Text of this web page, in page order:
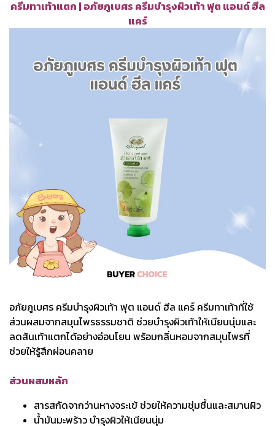
ครีมทาเท้าแตก | อภัยภูเบศร ครีมบำรุงผิวเท้า ฟุต แอนด์ ฮีล
แคร์
อภัยภูเบศร ครีมบำรุงผิวเท้า ฟุต แอนด์ ฮีล แคร์ ครีมทาเท้าที่ใช้
ส่วนผสมจากสมุนไพรธรรมชาติ ช่วยบำรุงผิวเท้าให้เนียนนุ่มและ
ลดส้นเท้าแตกได้อย่างอ่อนโยน พร้อมกลิ่นหอมจากสมุนไพรที่
ช่วยให้รู้สึกผ่อนคลาย
ส่วนผสมหลัก
สารสกัดจากว่านหางจระเข้ ช่วยให้ความชุ่มชื้นและสมานผิว
น้ำมันมะพร้าว บำรุงผิวให้เนียนนุ่ม